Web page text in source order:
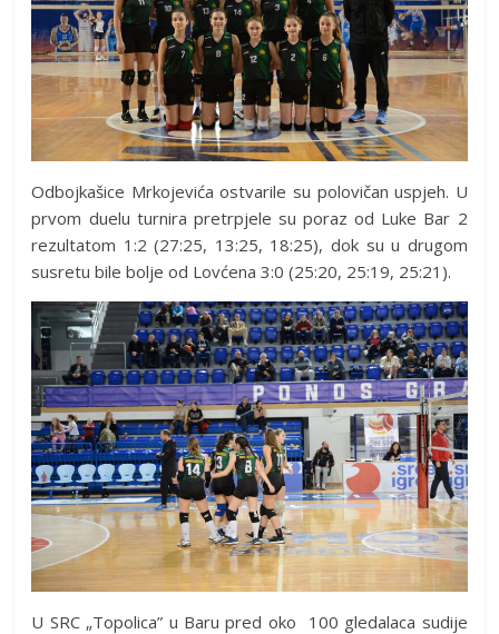
Odbojkašice Mrkojevića ostvarile su polovičan uspjeh. U
prvom duelu turnira pretrpjele su poraz od Luke Bar 2
rezultatom 1:2 (27:25, 13:25, 18:25), dok su u drugom
susretu bile bolje od Lovćena 3:0 (25:20, 25:19, 25:21).
U SRC „Topolica” u Baru pred oko 100 gledalaca sudije